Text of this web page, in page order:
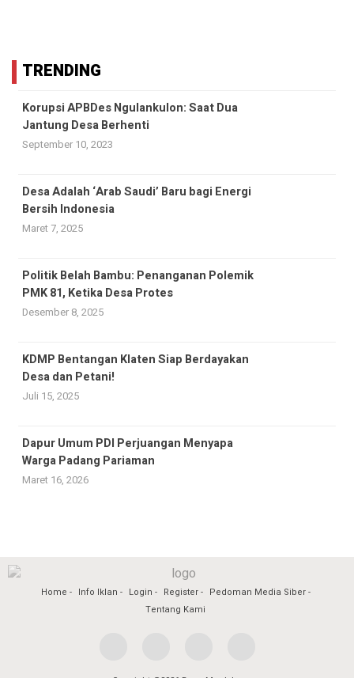
TRENDING
Korupsi APBDes Ngulankulon: Saat Dua
Jantung Desa Berhenti
September 10, 2023
Desa Adalah ‘Arab Saudi’ Baru bagi Energi
Bersih Indonesia
Maret 7, 2025
Politik Belah Bambu: Penanganan Polemik
PMK 81, Ketika Desa Protes
Desember 8, 2025
KDMP Bentangan Klaten Siap Berdayakan
Desa dan Petani!
Juli 15, 2025
Dapur Umum PDI Perjuangan Menyapa
Warga Padang Pariaman
Maret 16, 2026
Home Info Iklan Login Register
Pedoman Media Siber
Tentang Kami